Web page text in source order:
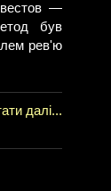
—
був
рев'ю
далі...